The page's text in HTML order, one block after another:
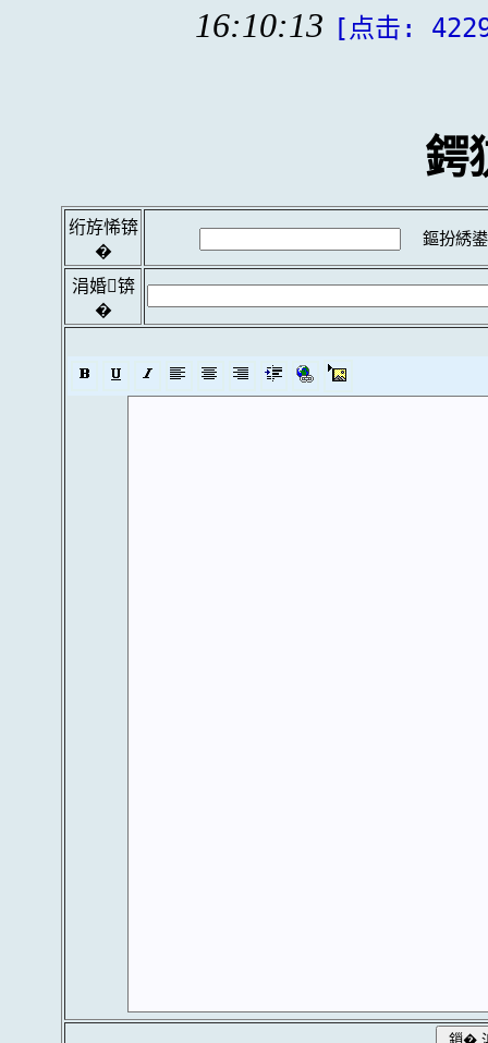
16:10:13 [点击:
鍔
绗斿悕锛
�
鏂扮綉
涓婚锛
�